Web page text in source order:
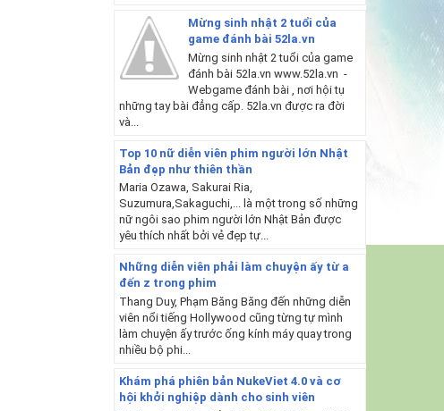
Mừng sinh nhật 2 tuổi của
game đánh bài 52la.vn
Mừng sinh nhật 2 tuổi của game
đánh bài 52la.vn www.52la.vn -
Webgame đánh bài , nơi hội tụ
những tay bài đẳng cấp. 52la.vn được ra đời
và...
Top 10 nữ diễn viên phim người lớn Nhật
Bản đẹp như thiên thần
Maria Ozawa, Sakurai Ria,
Suzumura,Sakaguchi,... là một trong số những
nữ ngôi sao phim người lớn Nhật Bản được
yêu thích nhất bởi vẻ đẹp tự...
Những diễn viên phải làm chuyện ấy từ a
đến z trong phim
Thang Duy, Phạm Băng Băng đến những diễn
viên nổi tiếng Hollywood cũng từng tự mình
làm chuyện ấy trước ống kính máy quay trong
nhiều bộ phi...
Khám phá phiên bản NukeViet 4.0 và cơ
hội khởi nghiệp dành cho sinh viên